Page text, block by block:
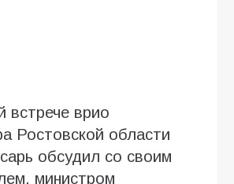
встрече врио
Ростовской области
обсудил со своим
министром